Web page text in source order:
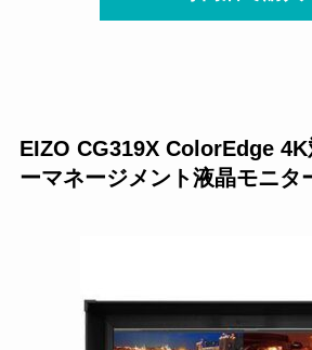
EIZO CG319X ColorEdge 4K
ーマネージメント液晶モニ